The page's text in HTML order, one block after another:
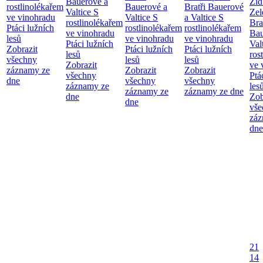
rostlinolékařem
ve vinohradu
Ptáci lužních
lesů
Zobrazit
všechny
záznamy ze
dne
Valtice S
rostlinolékařem
ve vinohradu
Ptáci lužních
lesů
Zobrazit
všechny
záznamy ze
dne
Bauerové a
Valtice S
rostlinolékařem
ve vinohradu
Ptáci lužních
lesů
Zobrazit
všechny
záznamy ze
dne
Bratři Bauerové
a Valtice S
rostlinolékařem
ve vinohradu
Ptáci lužních
lesů
Zobrazit
všechny
záznamy ze dne
ve
dne
21
14